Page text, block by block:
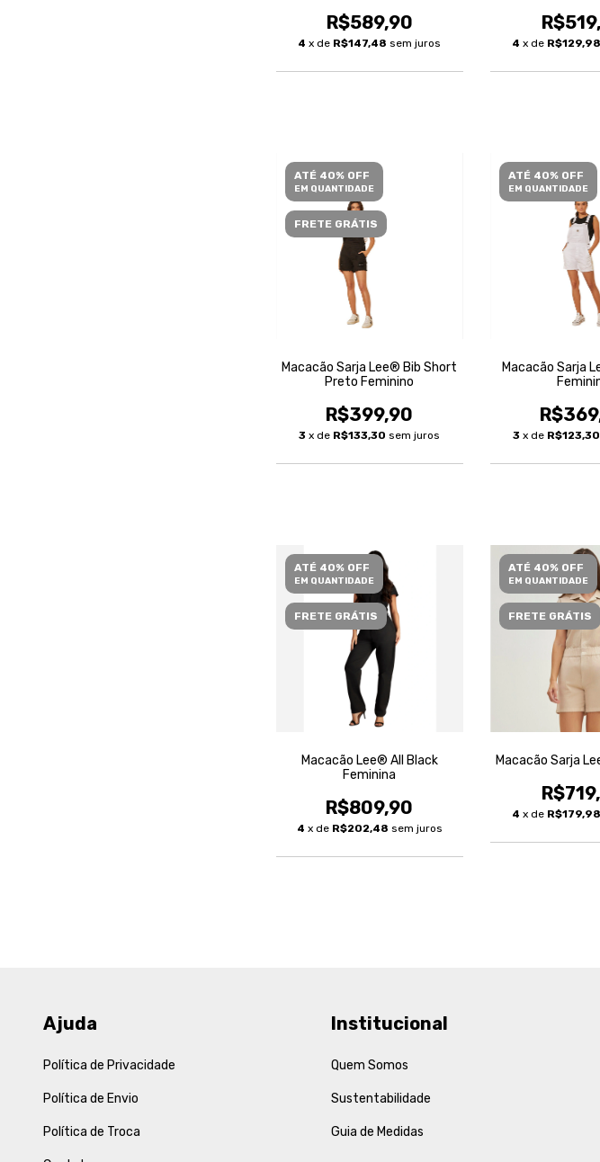
R$589,90
4 x de R$147,48 sem juros 4 x de R$129,98
ATÉ 40% OFF
EM QUANTIDADE
FRETE GRÁTIS
Macacão Sarja Lee® Bib Short
Preto Feminino
R$399,90
3 x de R$133,30 sem juros
ATÉ 40% OFF
EM QUANTIDADE
Macacão Sarja
3 x de R$123,30
ATÉ 40% OFF
EM QUANTIDADE
FRETE GRÁTIS
Macacão Lee® All Black
Feminina
R$809,90
4 x de R$202,48 sem juros
ATÉ 40% OFF
EM QUANTIDADE
FRETE GRÁTIS
Macacão Sarja
4 x de R$179,98
Ajuda
Política de Privacidade
Política de Envio
Política de Troca
Institucional
Quem Somos
Sustentabilidade
Guia de Medidas